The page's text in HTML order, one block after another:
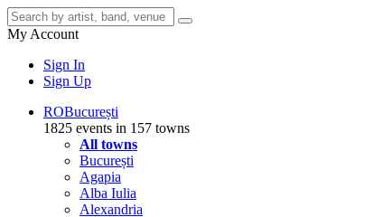
My Account
Sign In
Sign Up
ROBucurești
1825 events in 157 towns
All towns
București
Agapia
Alba Iulia
Alexandria